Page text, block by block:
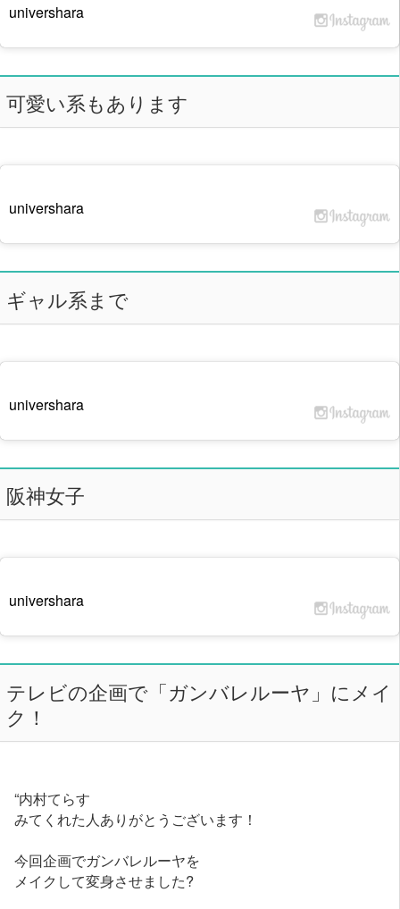
univershara
可愛い系もあります
univershara
ギャル系まで
univershara
阪神女子
univershara
テレビの企画で「ガンバレルーヤ」にメイ
ク！
“内村てらす
みてくれた人ありがとうございます！
今回企画でガンバレルーヤを
メイクして変身させました?